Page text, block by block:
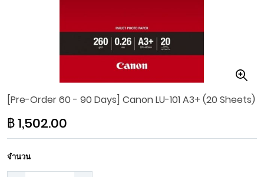
[Pre-Order 60 - 90 Days] Canon LU-101 A3+ (20 Sheets)
฿ 1,502.00
จำนวน
beginning
images
gallery